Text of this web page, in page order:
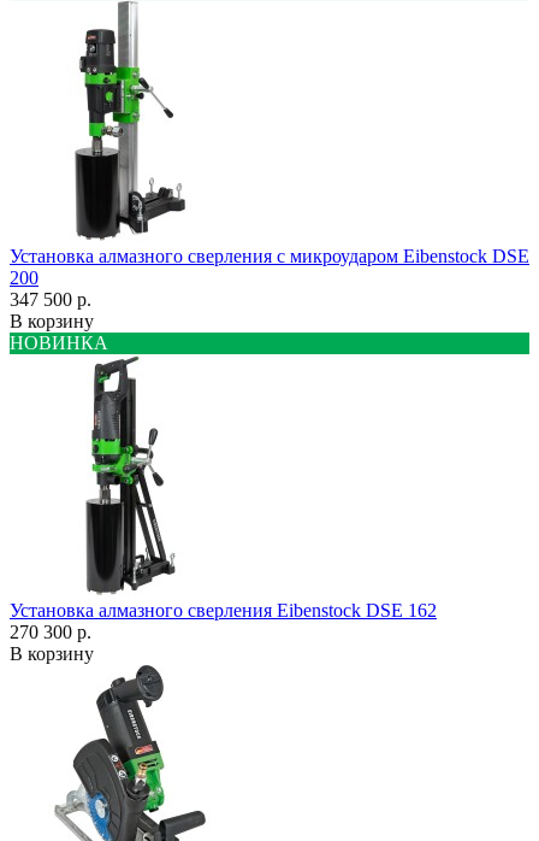
Установка алмазного сверления с микроударом Eibenstock DSE
200
347 500 р.
В корзину
НОВИНКА
Установка алмазного сверления Eibenstock DSE 162
270 300 р.
В корзину